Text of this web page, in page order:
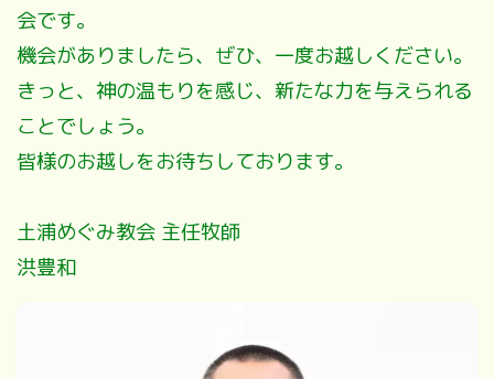
会です。
機会がありましたら、ぜひ、一度お越しください。
きっと、神の温もりを感じ、新たな力を与えられる
ことでしょう。
皆様のお越しをお待ちしております。
土浦めぐみ教会 主任牧師
洪豊和